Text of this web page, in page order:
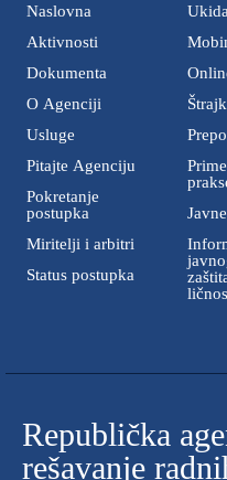
Naslovna
Aktivnosti
Dokumenta
O Agenciji
Usluge
Pitajte Agenciju
Pokretanje
postupka
Miritelji i аrbitri
Status postupka
Štrajk
Republička
rešavanje